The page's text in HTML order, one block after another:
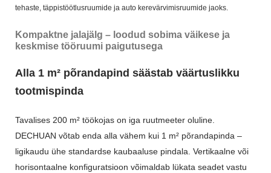
tehaste, täppistöötlusruumide ja auto kerevärvimisruumide jaoks.
Kompaktne jalajälg – loodud sobima väikese ja
keskmise tööruumi paigutusega
Alla 1 m² põrandapind säästab väärtuslikku
tootmispinda
Tavalises 200 m² töökojas on iga ruutmeeter oluline.
DECHUAN võtab enda alla vähem kui 1 m² põrandapinda –
ligikaudu ühe standardse kaubaaluse pindala. Vertikaalne või
horisontaalne konfiguratsioon võimaldab lükata seadet vastu